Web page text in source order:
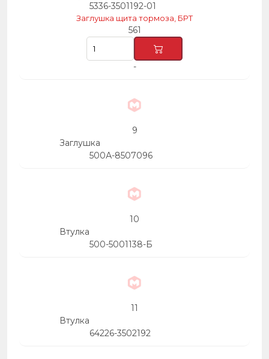
5336-3501192-01
Заглушка щита тормоза, БРТ
561
-
9
Заглушка
500А-8507096
10
Втулка
500-5001138-Б
11
Втулка
64226-3502192